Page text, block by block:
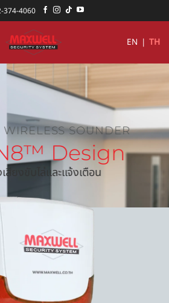
374-4060
EN | TH
WIRELESS SOUNDER
Design
เสียงขับไล่และแจ้งเตือน